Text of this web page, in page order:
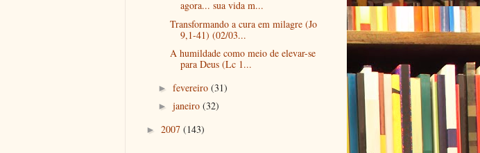
agora... sua vida m...
Transformando a cura em milagre (Jo
9,1-41) (02/03...
A humildade como meio de elevar-se
para Deus (Lc 1...
► fevereiro (31)
► janeiro (32)
► 2007 (143)